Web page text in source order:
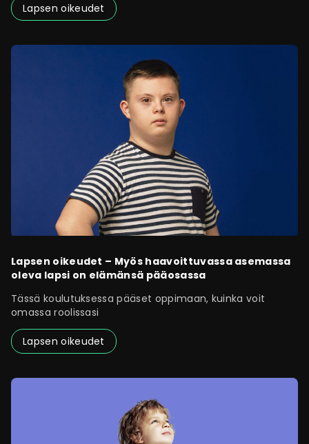
Lapsen oikeudet
Lapsen oikeudet – Myös haavoittuvassa asemassa
oleva lapsi on elämänsä pääosassa
Tässä koulutuksessa pääset oppimaan, kuinka voit
omassa roolissasi
Lapsen oikeudet